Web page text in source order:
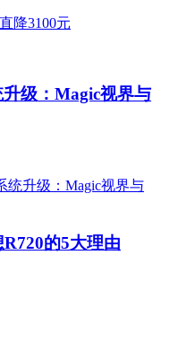
级：Magic视界与
R720的5大理由